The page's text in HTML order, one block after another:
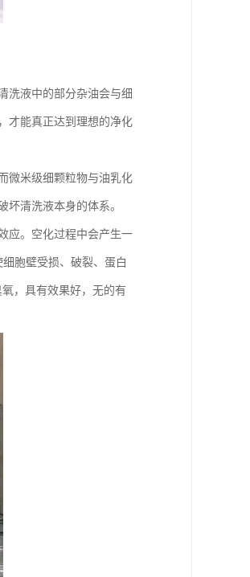
洗液中的部分杂油会与细
才能真正达到理想的净化
微米级细颗粒物与油乳化
清洗液本身的体系。
应。空化过程中会产生一
胞壁受损、破裂、蛋白
，具有效果好，无的有